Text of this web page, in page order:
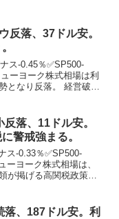
反落、37ドル安。
ス-0.45％✅SP500-
ーヨーク株式相場は利
となり反落。 経営破綻
行が継承することが決
落、11ドル安。
警戒強まる。
ス-0.33％✅SP500-
ーヨーク株式相場は、
が掲げる高関税政策へ
株。貿易相手国...
落、187ドル安。利